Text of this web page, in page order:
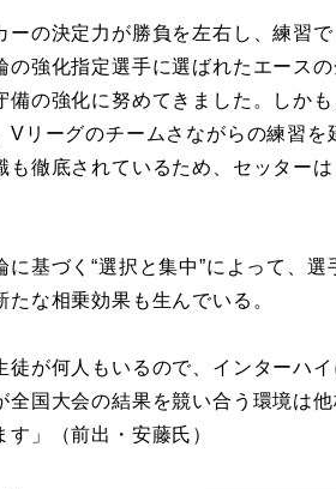
ーの決定力が勝負を左右し、練習
の強化指定選手に選ばれたエース
備の強化に努めてきました。しか
Vリーグのチームさながらの練習を
も徹底されているため、セッター
基づく“選択と集中”によって、選
な相乗効果も生んでいる。
徒が何人もいるので、インターハ
全国大会の結果を競い合う環境は
」（前出・安藤氏）